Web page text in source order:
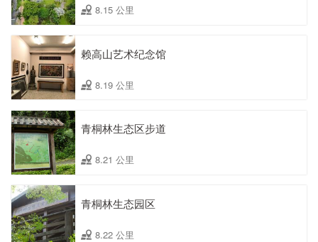
8.15 公里
赖高山艺术纪念馆
8.19 公里
青桐林生态区步道
8.21 公里
青桐林生态园区
8.22 公里